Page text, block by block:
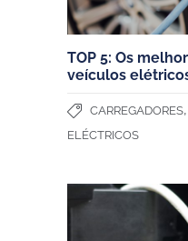
TOP 5: Os
veículos
CARREGADORES,
ELÉCTRICOS